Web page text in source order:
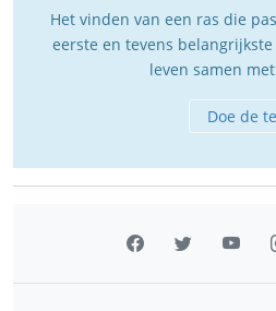
Het vinden van een ras die
eerste en tevens
leven samen
Doe de